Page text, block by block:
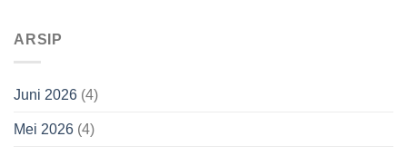
ARSIP
Juni 2026 (4)
Mei 2026 (4)